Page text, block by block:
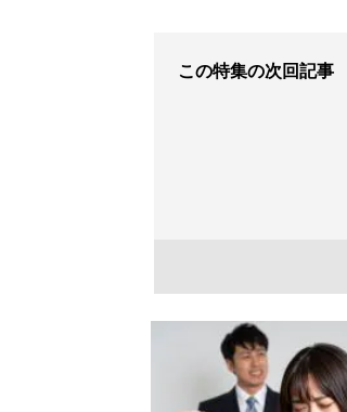
この特集の次回記事